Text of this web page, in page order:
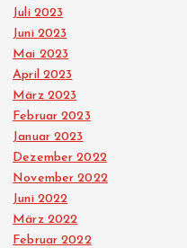
Juli 2023
Juni 2023
Mai 2023
April 2023
März 2023
Februar 2023
Januar 2023
Dezember 2022
November 2022
Juni 2022
März 2022
Februar 2022